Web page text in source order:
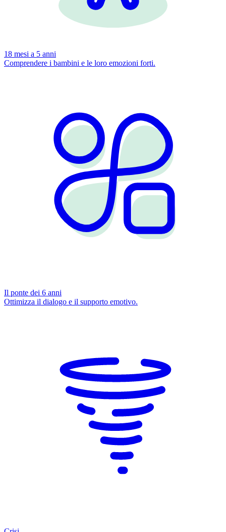
18 mesi a 5 anni
Comprendere i bambini e le loro emozioni forti.
Il ponte dei 6 anni
Ottimizza il dialogo e il supporto emotivo.